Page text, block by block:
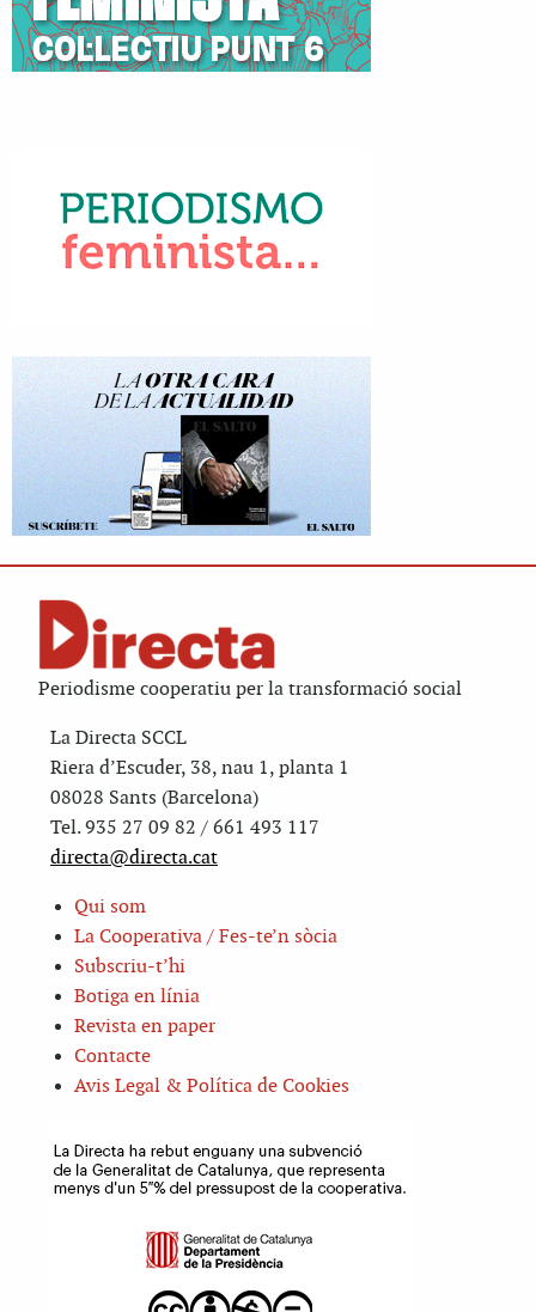
Periodisme cooperatiu per la transformació social
La Directa SCCL
Riera d’Escuder, 38, nau 1, planta 1
08028 Sants (Barcelona)
Tel. 935 27 09 82 / 661 493 117
directa@directa.cat
Qui som
La Cooperativa / Fes-te’n sòcia
Subscriu-t’hi
Botiga en línia
Revista en paper
Contacte
Avis Legal & Política de Cookies